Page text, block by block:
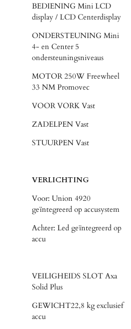
BEDIENING Mini LCD
display / LCD Centerdisplay
ONDERSTEUNING Mini
4- en Center 5
ondersteuningsniveaus
MOTOR 250W Freewheel
33 NM Promovec
VOOR VORK Vast
ZADELPEN Vast
STUURPEN Vast
VERLICHTING
Voor: Union 4920
geïntegreerd op accusystem
Achter: Led geïntegreerd op
accu
VEILIGHEIDS SLOT Axa
Solid Plus
GEWICHT22,8 kg exclusief
accu